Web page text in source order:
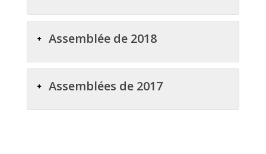
Assemblée de 2018
Assemblées de 2017